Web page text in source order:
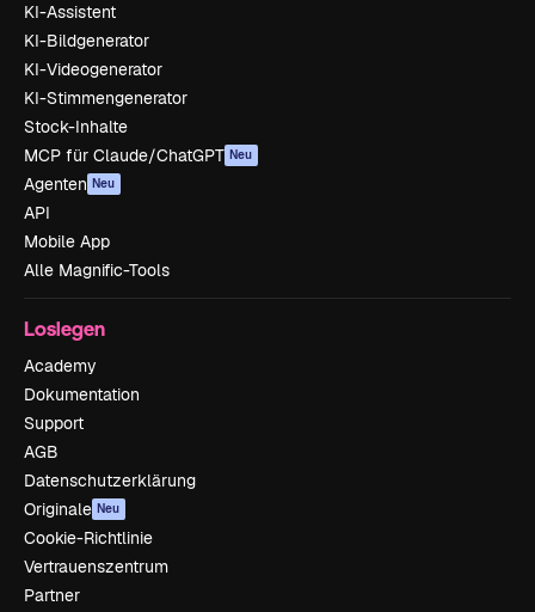
KI-Assistent
KI-Bildgenerator
KI-Videogenerator
KI-Stimmengenerator
Stock-Inhalte
MCP für Claude/ChatGPT Neu
Agenten Neu
API
Mobile App
Alle Magnific-Tools
Loslegen
Academy
Dokumentation
Support
AGB
Datenschutzerklärung
Originale Neu
Cookie-Richtlinie
Vertrauenszentrum
Partner